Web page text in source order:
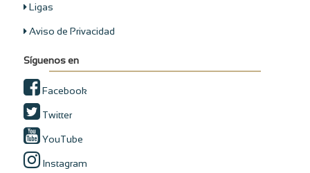
Ligas
Aviso de Privacidad
Síguenos en
Facebook
Twitter
YouTube
Instagram